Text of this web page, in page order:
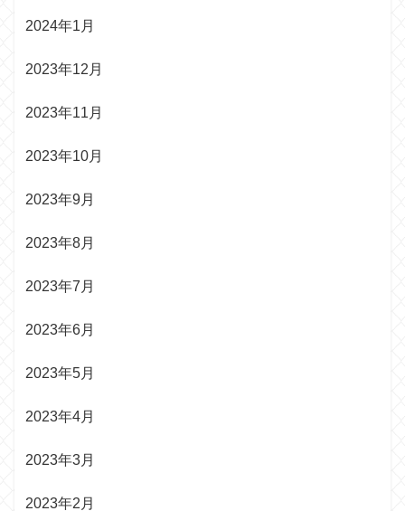
2024年1月
2023年12月
2023年11月
2023年10月
2023年9月
2023年8月
2023年7月
2023年6月
2023年5月
2023年4月
2023年3月
2023年2月